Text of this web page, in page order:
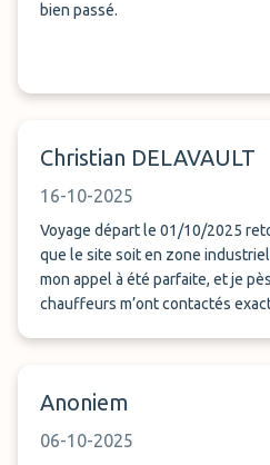
bien passé.
Christian DELAVAULT
16-10-2025
Voyage départ le 01/10/2025
que le site soit en zone
mon appel à été parfaite, et je
chauffeurs m’ont contactés
et nous somme arrivés
Anoniem
06-10-2025